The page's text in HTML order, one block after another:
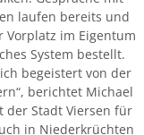
laufen bereits und
im Eigentum
System bestellt.
begeistert von der
berichtet Michael
der Stadt Viersen für
in Niederkrüchten